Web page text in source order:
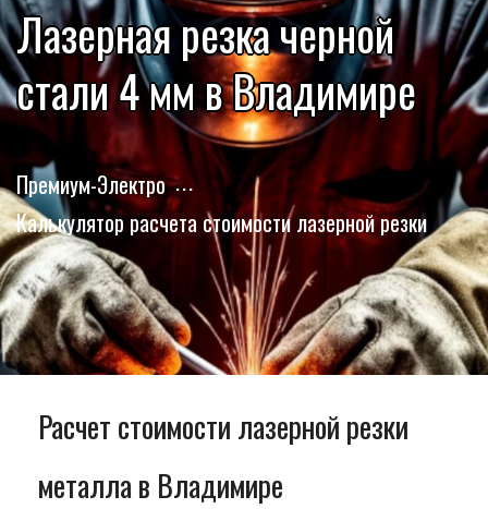
Лазерная резка черной
стали 4 мм в Владимире
Премиум-Электро
Калькулятор расчета стоимости лазерной резки
Расчет стоимости лазерной резки
металла в Владимире